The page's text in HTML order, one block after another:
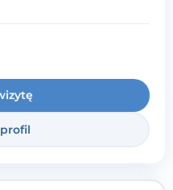
poznania siebie oraz
i
relacji - zarówno z
sobą. Możliwość
procesu traktuję jako